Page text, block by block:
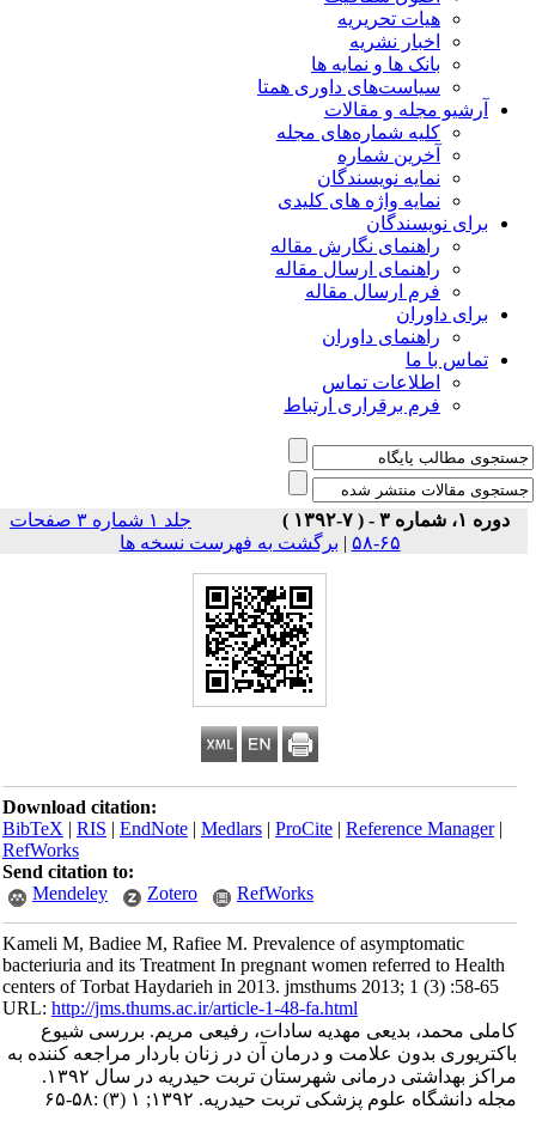
هیات تحریریه
اخبار نشریه
بانک ها و نمایه ها
سیاست‌های داوری همتا
مجله و مقالات
کلیه شماره‌های مجله
آخرین شماره
نمایه نویسندگان
نمایه واژه های کلیدی
نویسندگان
راهنمای نگارش مقاله
راهنمای ارسال مقاله
فرم ارسال مقاله
داوران
راهنمای داوران
با ما
اطلاعات تماس
فرم برقراری ارتباط
جلد ۱ شماره ۳ صفحات
برگشت به فهرست نسخه ها
Download citation:
BibTeX|RIS|EndNote| Medlars| ProCite|Reference
RefWorks
Send citation to:
Mendeley
Zotero RefWorks
Kameli M, Badiee M, Rafiee M. Prevalence of asymptomatic
bacteriuria and its Treatment In pregnant women referred to
centers of Torbat Haydarieh in 2013. jmsthums 2013; 1 (3)
URL:http://jms.thums.ac.ir/article-1-48-fa.html
محمد، بدیعی مهدیه سادات، رفیعی مریم. بررسی شیوع
بدون علامت و درمان آن در زنان باردار مراجعه کننده به
مراکز بهداشتی درمانی شهرستان تربت حیدریه در سال ۱۳۹۲.
علوم پزشکی تربت حیدریه. ۱۳۹۲; ۱ (۳) :۵۸-۶۵